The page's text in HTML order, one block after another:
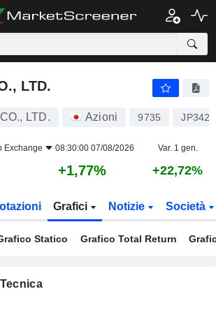
LTD.
LTD. Azioni 9735
Exchange 08:30:00 07/08/2026 Var. 1 gen.
+1,77% +22,72%
Grafici Notizie Società
Statico Grafico Total Return